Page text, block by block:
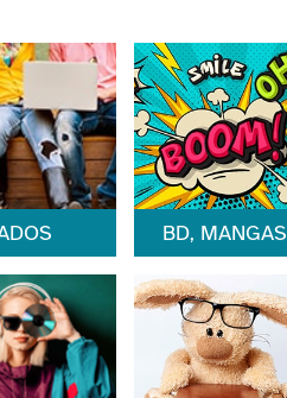
addictifs ou
un
à découvrir.
BD, MANGAS
graphiques ou
mangas, les
nouveautés des
bulles sont par là.